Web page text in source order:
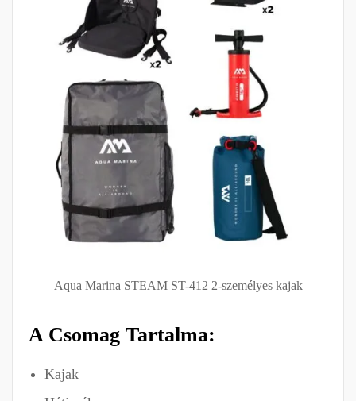
Aqua Marina STEAM ST-412 2-személyes kajak
A Csomag Tartalma:
Kajak